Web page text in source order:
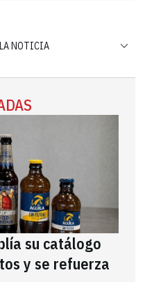
LA NOTICIA
su catálogo
y se refuerza